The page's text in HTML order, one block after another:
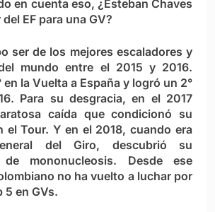
en cuenta eso, ¿Esteban Chaves
EF para una GV?
ser de los mejores escaladores y
mundo entre el 2015 y 2016.
en la Vuelta a España y logró un 2°
Para su desgracia, en el 2017
caída que condicionó su
el Tour. Y en el 2018, cuando era
del Giro, descubrió su
de mononucleosis. Desde ese
no ha vuelto a luchar por
5 en GVs.